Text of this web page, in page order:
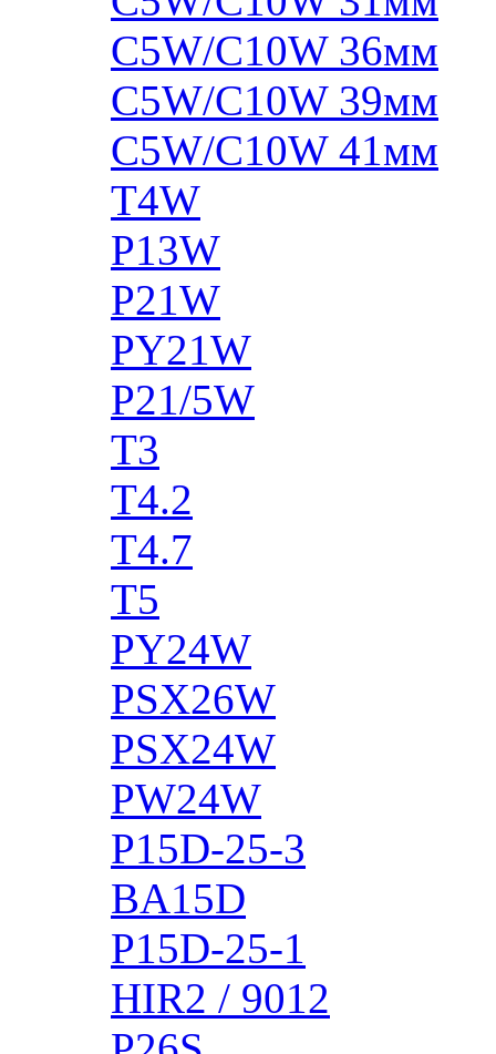
C5W/C10W 36мм
C5W/C10W 39мм
C5W/C10W 41мм
T4W
P13W
P21W
PY21W
P21/5W
T3
T4.2
T4.7
T5
PY24W
PSX26W
PSX24W
PW24W
P15D-25-3
BA15D
P15D-25-1
HIR2 / 9012